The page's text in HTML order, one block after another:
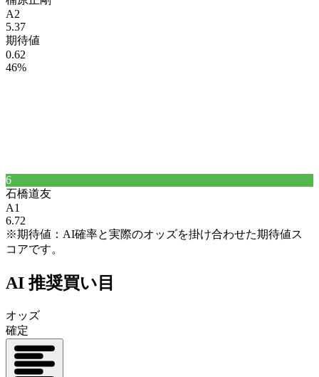
A2
5.37
期待値
0.62
46%
6
石橋道友
A1
6.72
※期待値：AI確率と実際のオッズを掛け合わせた期待値ス
コアです。
AI 推奨買い目
オッズ
確定